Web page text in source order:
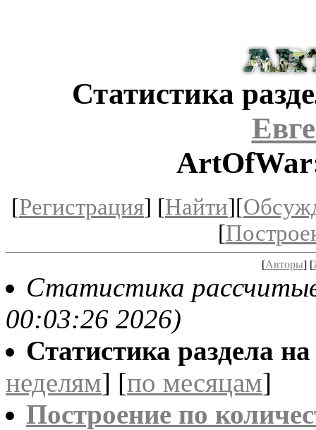
Статистика
[Регистрация] [Найти][
[
[Авторы] [
Статистика
00:03:26 2026)
Статистика раздела
неделям] [по месяцам]
Построение по